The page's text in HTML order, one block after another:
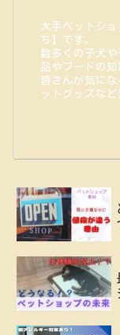
大手ペットシ
ち】です。
数多くの子犬
品やフードの知
皆さんが気に
ットグッズな